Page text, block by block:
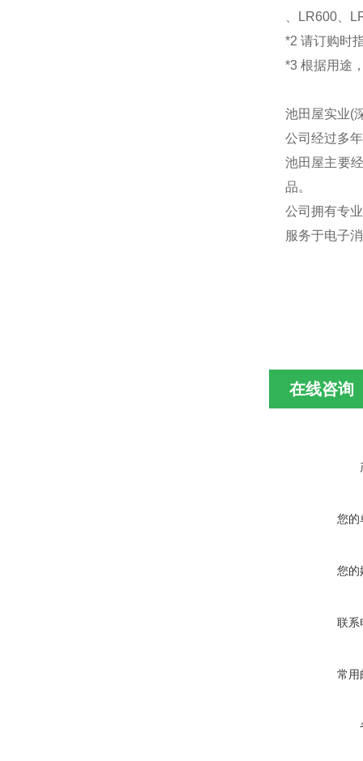
、LR600、
*2 请订购时
*3 根据用途
池田屋实业(
公司经过多
池田屋主要
品。
公司拥有专
服务于电子
在线咨询
您的
您的
联系
常用